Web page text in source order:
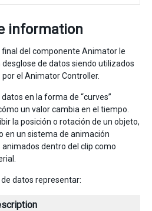
information
del componente Animator le
de datos siendo utilizados
el Animator Controller.
en la forma de “curves”
un valor cambia en el tiempo.
la posición o rotación de un objeto,
en un sistema de animación
dentro del clip como
datos representar: